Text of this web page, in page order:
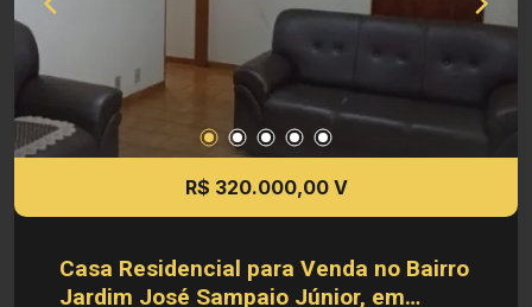
R$ 320.000,00 V
Casa Residencial para Venda no Bairro
Jardim José Sampaio Júnior, em